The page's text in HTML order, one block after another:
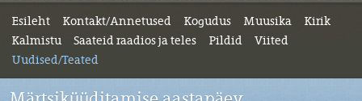
Esileht Kontakt/Annetused Kogudus Muusika
Kirik
Kalmistu
Saateid raadios ja teles Pildid
Viited
Uudised/Teated